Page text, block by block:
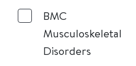
BMC
Musculoskeletal
Disorders